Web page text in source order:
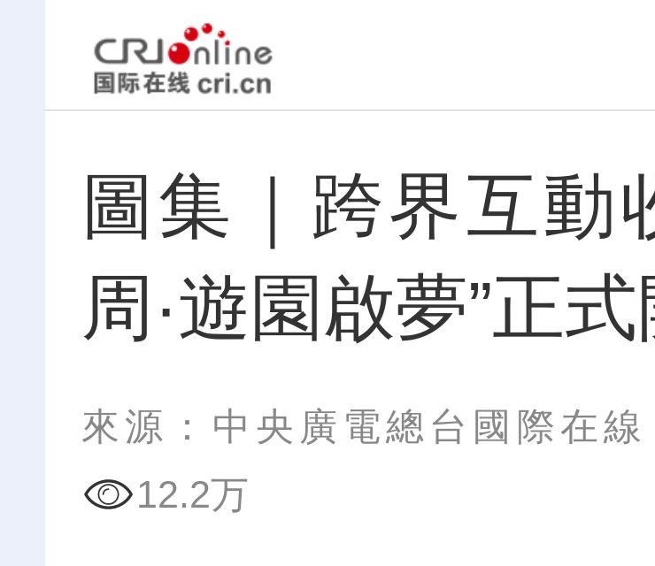
圖集｜跨界互動
周·遊園啟夢”正
來源：中央廣電總台國際在線
12.2万